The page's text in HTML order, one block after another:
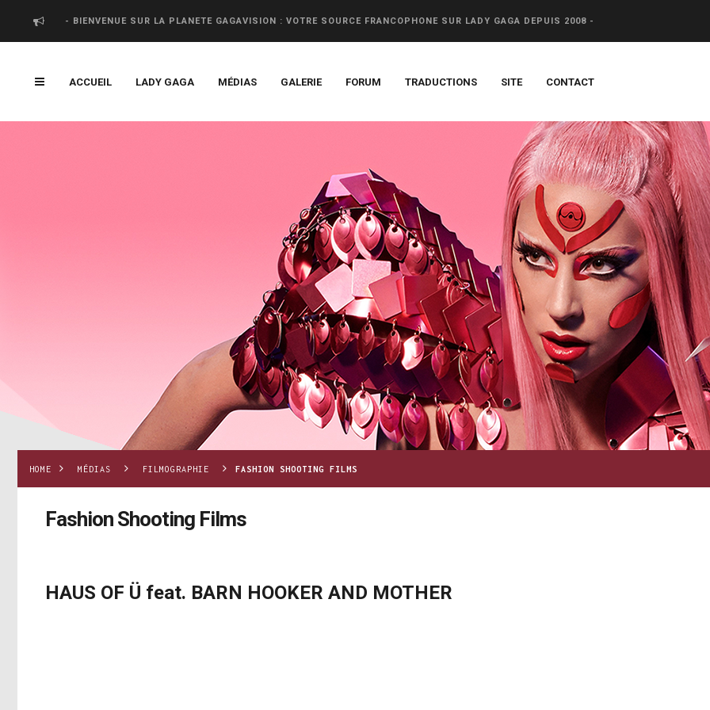
- BIENVENUE SUR LA PLANETE GAGAVISION : VOTRE SOURCE FRANCOPHONE SUR LADY GAGA DEPUIS 2008 -
ACCUEIL LADY GAGA MÉDIAS GALERIE FORUM TRADUCTIONS SITE CONTACT
HOME MÉDIAS FILMOGRAPHIE FASHION SHOOTING FILMS
Fashion Shooting Films
HAUS OF Ü feat. BARN HOOKER AND MOTHER